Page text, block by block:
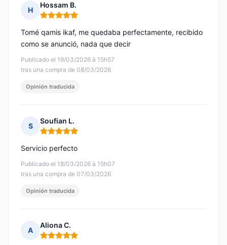
H
Hossam B.
Nota: 5 de 5
Publicado el 19/03/2026 à 15h57
tras una compra de 08/03/2026
Tomé qamis ikaf, me quedaba perfectamente, recibido
como se anunció, nada que decir
Opinión traducida
S
Soufian L.
Nota: 5 de 5
Publicado el 18/03/2026 à 15h07
tras una compra de 07/03/2026
Servicio perfecto
Opinión traducida
A
Aliona C.
Nota: 5 de 5